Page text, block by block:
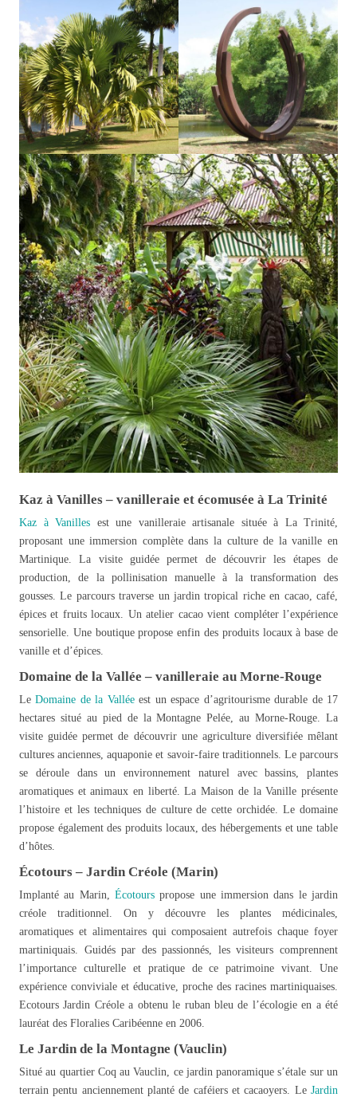
Kaz à Vanilles – vanilleraie et écomusée à La Trinité
Kaz à Vanilles est une vanilleraie artisanale située à La Trinité,
proposant une immersion complète dans la culture de la vanille en
Martinique. La visite guidée permet de découvrir les étapes de
production, de la pollinisation manuelle à la transformation des
gousses. Le parcours traverse un jardin tropical riche en cacao, café,
épices et fruits locaux. Un atelier cacao vient compléter l’expérience
sensorielle. Une boutique propose enfin des produits locaux à base de
vanille et d’épices.
Domaine de la Vallée – vanilleraie au Morne-Rouge
LeDomaine de la Valléeest un espace d’agritourisme durable de 17
hectares situé au pied de la Montagne Pelée, au Morne-Rouge. La
visite guidée permet de découvrir une agriculture diversifiée mêlant
cultures anciennes, aquaponie et savoir-faire traditionnels. Le parcours
se déroule dans un environnement naturel avec bassins, plantes
aromatiques et animaux en liberté. La Maison de la Vanille présente
l’histoire et les techniques de culture de cette orchidée. Le domaine
propose également des produits locaux, des hébergements et une table
d’hôtes.
Écotours – Jardin Créole (Marin)
Implanté au Marin, Écotours propose une immersion dans le jardin
créole traditionnel. On y découvre les plantes médicinales,
aromatiques et alimentaires qui composaient autrefois chaque foyer
martiniquais. Guidés par des passionnés, les visiteurs comprennent
l’importance culturelle et pratique de ce patrimoine vivant. Une
expérience conviviale et éducative, proche des racines martiniquaises.
Ecotours Jardin Créole a obtenu le ruban bleu de l’écologie en a été
lauréat des Floralies Caribéenne en 2006.
Le Jardin de la Montagne (Vauclin)
Situé au quartier Coq au Vauclin, ce jardin panoramique s’étale sur un
terrain pentu anciennement planté de caféiers et cacaoyers. Le Jardin